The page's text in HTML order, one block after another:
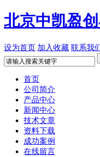
北京中凯盈
设为首页 加入收藏 联系我
首页
公司简介
产品中心
新闻中心
技术文章
资料下载
成功案例
在线留言